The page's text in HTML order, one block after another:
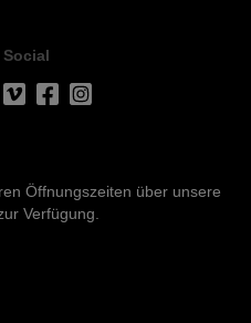
Social
Öffnungszeiten über unsere
Verfügung.